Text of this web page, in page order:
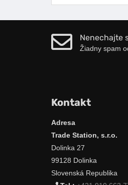
Nenechajte
Žiadny spam
Kontakt
Adresa
Trade Station, s.r.o.
Dolinka 27
99128 Dolinka
Slovenská Republika